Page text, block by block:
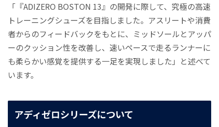
「『ADIZERO BOSTON 13』の開発に際して、究極の高速
トレーニングシューズを目指しました。アスリートや消費
者からのフィードバックをもとに、ミッドソールとアッパ
ーのクッション性を改善し、速いペースで走るランナーに
も柔らかい感覚を提供する一足を実現しました」と述べて
います。
アディゼロシリーズについて